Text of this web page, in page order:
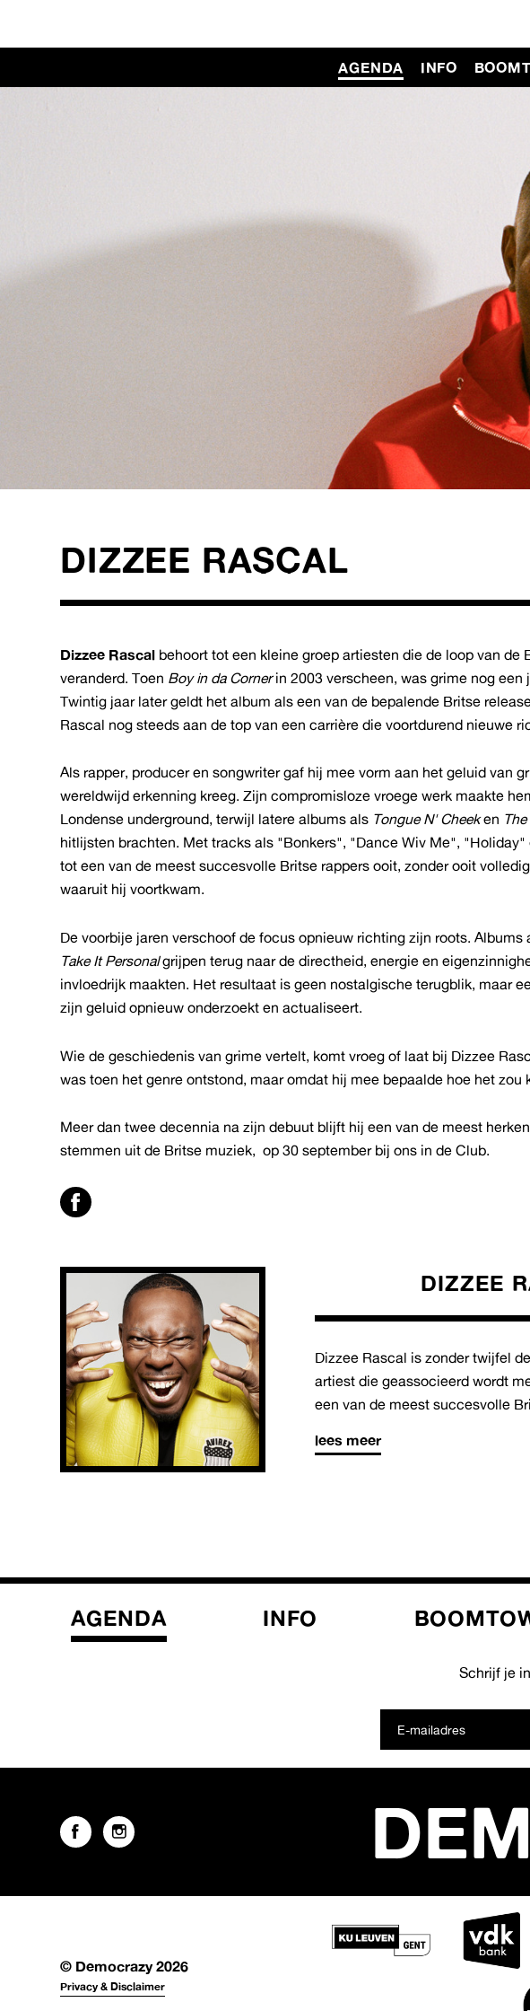
AGENDA INFO
DIZZEE RASCAL
Dizzee Rascal behoort tot een kleine groep artiesten die de loop van de
veranderd. Toen Boy in da Cornerin 2003 verscheen, was grime nog een
Twintig jaar later geldt het album als een van de bepalende Britse
Rascal nog steeds aan de top van een carrière die voortdurend nieuwe
Als rapper, producer en songwriter gaf hij mee vorm aan het geluid van
wereldwijd erkenning kreeg. Zijn compromisloze vroege werk maakte
Londense underground, terwijl latere albums als Tongue N' Cheeken
hitlijsten brachten. Met tracks als "Bonkers", "Dance Wiv Me",
tot een van de meest succesvolle Britse rappers ooit, zonder ooit
waaruit hij voortkwam.
De voorbije jaren verschoof de focus opnieuw richting zijn roots. Albums
Take It Personalgrijpen terug naar de directheid, energie en
invloedrijk maakten. Het resultaat is geen nostalgische terugblik, maar
zijn geluid opnieuw onderzoekt en actualiseert.
Wie de geschiedenis van grime vertelt, komt vroeg of laat bij Dizzee
was toen het genre ontstond, maar omdat hij mee bepaalde hoe het zou
Meer dan twee decennia na zijn debuut blijft hij een van de meest
stemmen uit de Britse muziek, op 30 september bij ons in de Club.
DIZZEE
Dizzee Rascal is zonder twijfel
artiest die geassocieerd wordt
een van de meest succesvolle
lees meer
AGENDA INFO
Schrijf je
© Democrazy 2026
Privacy & Disclaimer